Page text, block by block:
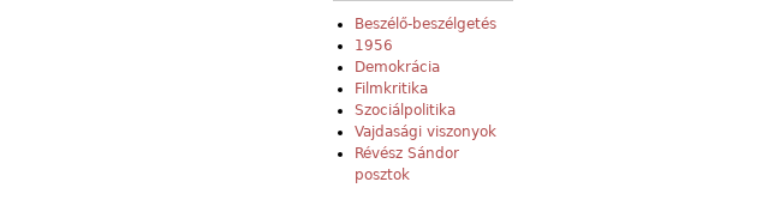
Beszélő-beszélgetés
1956
Demokrácia
Filmkritika
Szociálpolitika
Vajdasági viszonyok
Révész Sándor
posztok